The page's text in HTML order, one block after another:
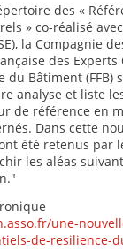
des «
» co-réalisé
la Compagnie
des Experts
du Bâtiment (FFB)
analyse et liste
de référence en
Dans cette
été retenus par
les aléas
une-
de-resilience-